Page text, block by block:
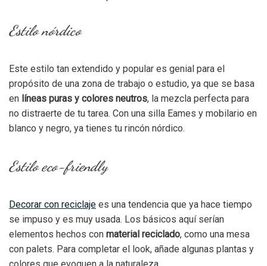
Estilo nórdico
Este estilo tan extendido y popular es genial para el
propósito de una zona de trabajo o estudio, ya que se basa
en líneas puras y colores neutros, la mezcla perfecta para
no distraerte de tu tarea. Con una silla Eames y mobilario en
blanco y negro, ya tienes tu rincón nórdico.
Estilo eco-friendly
Decorar con reciclaje es una tendencia que ya hace tiempo
se impuso y es muy usada. Los básicos aquí serían
elementos hechos con material reciclado, como una mesa
con palets. Para completar el look, añade algunas plantas y